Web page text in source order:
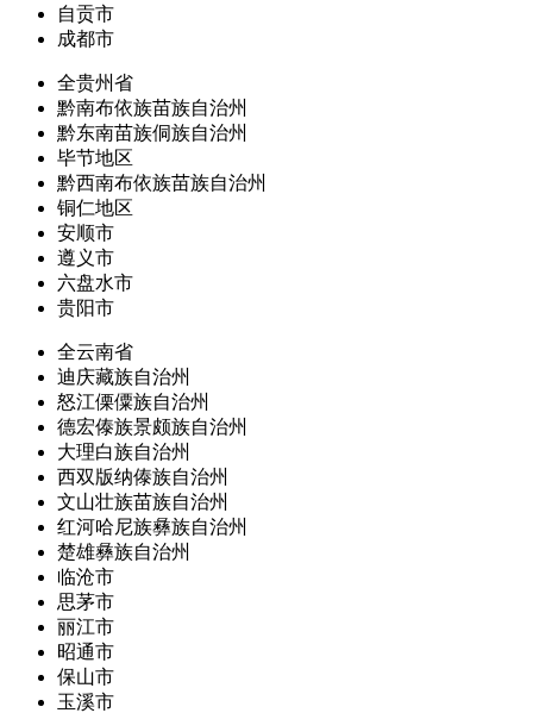
自贡市
成都市
全贵州省
黔南布依族苗族自治州
黔东南苗族侗族自治州
毕节地区
黔西南布依族苗族自治州
铜仁地区
安顺市
遵义市
六盘水市
贵阳市
全云南省
迪庆藏族自治州
怒江傈僳族自治州
德宏傣族景颇族自治州
大理白族自治州
西双版纳傣族自治州
文山壮族苗族自治州
红河哈尼族彝族自治州
楚雄彝族自治州
临沧市
思茅市
丽江市
昭通市
保山市
玉溪市